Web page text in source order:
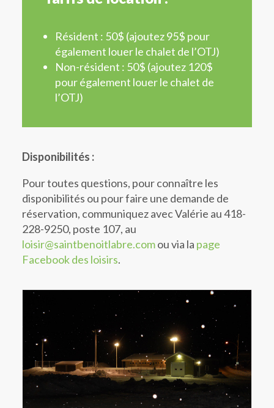
Résident : 50$ (ajoutez 95$ pour
également louer le chalet de l’OTJ)
Non-résident : 50$ (ajoutez 120$
pour également louer le chalet de
l’OTJ)
Disponibilités :
Pour toutes questions, pour connaître les
disponibilités ou pour faire une demande de
réservation, communiquez avec Valérie au 418-
228-9250, poste 107, au
loisir@saintbenoitlabre.comou via la page
Facebook des loisirs.